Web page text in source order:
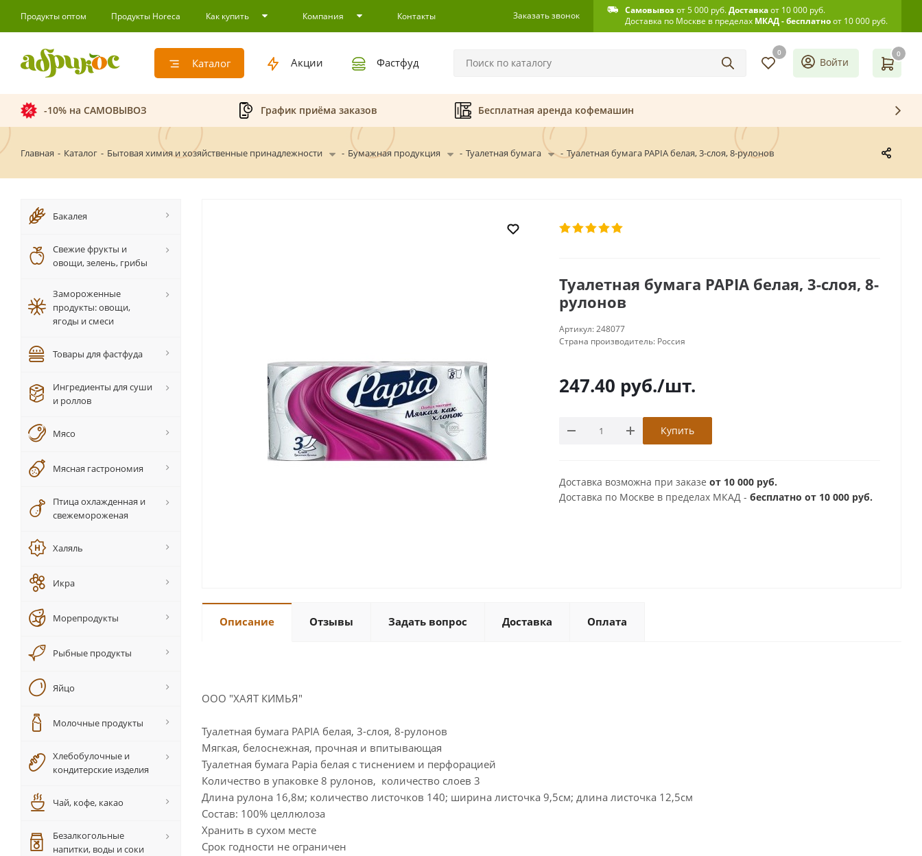
Продукты оптом Продукты Horeca Как купить Компания Контакты Заказать звонок Самовывозот 5 000 руб.Доставкаот 10 000 руб.
Доставка по Москве в пределах МКАД - бесплатноот 10 000 руб.
Каталог Акции Фастфуд
0 0
Войти
-10% на САМОВЫВОЗ График приёма заказов Бесплатная аренда кофемашин
Главная - Каталог - Бытовая химия и хозяйственные принадлежности - Бумажная продукция - Туалетная бумага - Туалетная бумага PAPIA белая, 3-слоя, 8-рулонов
Туалетная бумага PAPIA белая, 3-слоя, 8-
рулонов
Артикул:248077
Страна производитель: Россия
247.40 руб./шт.
Купить
Доставка возможна при заказе от 10 000 руб.
Доставка по Москве в пределах МКАД - бесплатно от 10 000 руб.
Описание Отзывы Задать вопрос Доставка Оплата
ООО "ХАЯТ КИМЬЯ"
Туалетная бумага PAPIA белая, 3-слоя, 8-рулонов
Мягкая, белоснежная, прочная и впитывающая
Туалетная бумага Papia белая с тиснением и перфорацией
Количество в упаковке 8 рулонов, количество слоев 3
Длина рулона 16,8м; количество листочков 140; ширина листочка 9,5см; длина листочка 12,5cм
Состав: 100% целлюлоза
Хранить в сухом месте
Срок годности не ограничен
Бакалея
Свежие фрукты и
овощи, зелень, грибы
Замороженные
продукты: овощи,
ягоды и смеси
Товары для фастфуда
Ингредиенты для суши
и роллов
Мясо
Мясная гастрономия
Птица охлажденная и
свежемороженая
Халяль
Икра
Морепродукты
Рыбные продукты
Яйцо
Молочные продукты
Хлебобулочные и
кондитерские изделия
Чай, кофе, какао
Безалкогольные
напитки, воды и соки